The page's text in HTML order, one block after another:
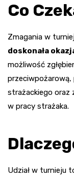
Co
Zmagania w
doskonała
możliwość
strażackiego oraz
w pracy strażaka.
Udział w turnieju